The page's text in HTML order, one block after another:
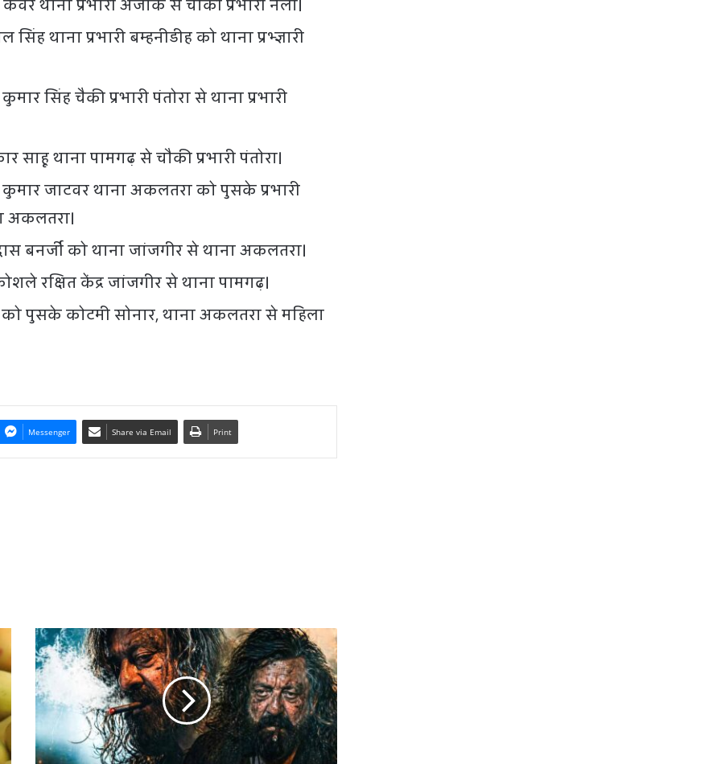
थाना प्रभारी बम्हनीडीह को थाना प्रभ्ज्ञारी
सिंह चैकी प्रभारी पंतोरा से थाना प्रभारी
साहू थाना पामगढ़ से चौकी प्रभारी पंतोरा।
कुमार जाटवर थाना अकलतरा को पुसके प्रभारी
अकलतरा।
बनर्जी को थाना जांजगीर से थाना अकलतरा।
रक्षित केंद्र जांजगीर से थाना पामगढ़।
को पुसके कोटमी सोनार, थाना अकलतरा से महिला
Messenger Share via Email Print